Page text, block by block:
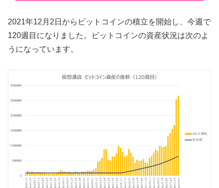
2021年12月2日からビットコインの積立を開始し、今週で
120週目になりました。ビットコインの資産状況は次のよ
うになっています。